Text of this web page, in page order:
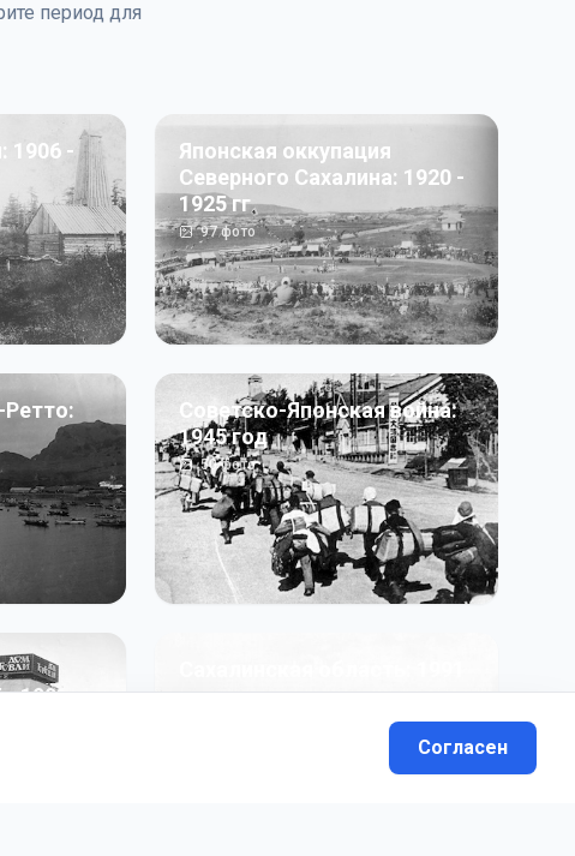
период для
1906 -
Японская оккупация
Северного Сахалина: 1920 -
1925 гг
97фото
Советско-Японская война:
1945 год
50фото
1991 гг
- н.в.
Согласен